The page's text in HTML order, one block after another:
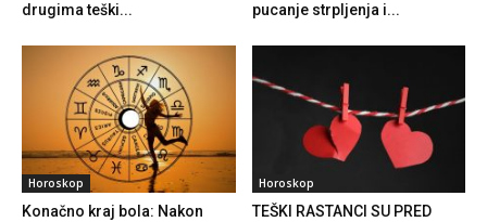
drugima teški...
pucanje strpljenja i...
Horoskop
Konačno kraj bola: Nakon
Horoskop
TEŠKI RASTANCI SU PRED